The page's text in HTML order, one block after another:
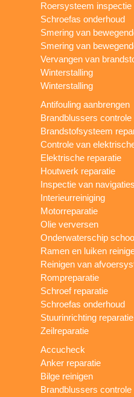
Roersysteem inspectie
Schroefas onderhoud
Smering van
Smering van
Vervangen van
Winterstalling
Winterstalling
Antifouling aanbrengen
Brandblussers controle
Brandstofsysteem
Controle van
Elektrische reparatie
Houtwerk reparatie
Inspectie van
Interieurreiniging
Motorreparatie
Olie verversen
Onderwaterschip
Ramen en luiken
Reinigen van
Rompreparatie
Schroef reparatie
Schroefas onderhoud
Stuurinrichting reparatie
Zeilreparatie
Accucheck
Anker reparatie
Bilge reinigen
Brandblussers controle